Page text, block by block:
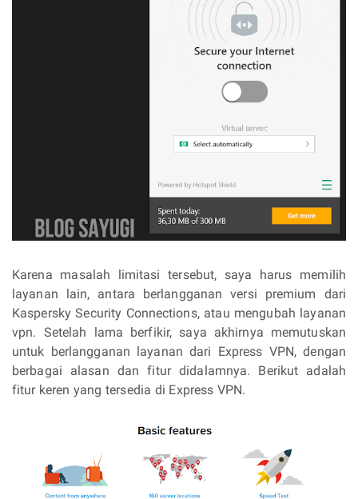
Karena masalah limitasi tersebut, saya harus memilih
layanan lain, antara berlangganan versi premium dari
Kaspersky Security Connections, atau mengubah layanan
vpn. Setelah lama berfikir, saya akhirnya memutuskan
untuk berlangganan layanan dari Express VPN, dengan
berbagai alasan dan fitur didalamnya. Berikut adalah
fitur keren yang tersedia di Express VPN.